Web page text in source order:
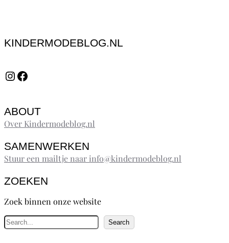
KINDERMODEBLOG.NL
InstagramFacebook
ABOUT
Over Kindermodeblog.nl
SAMENWERKEN
Stuur een mailtje naar info@kindermodeblog.nl
ZOEKEN
Zoek binnen onze website
Z
o
Search